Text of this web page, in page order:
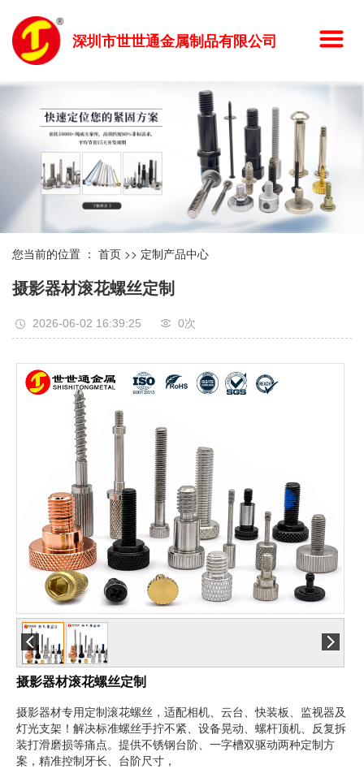
深圳市世世通金属制品有限公司
您当前的位置 ： 首页 >> 定制产品中心
摄影器材滚花螺丝定制
2026-06-02 16:39:25 0次
摄影器材滚花螺丝定制
摄影器材专用定制滚花螺丝，适配相机、云台、快装板、监视器及
灯光支架！解决标准螺丝手拧不紧、设备晃动、螺杆顶机、反复拆
装打滑磨损等痛点。提供不锈钢台阶、一字槽双驱动两种定制方
案，精准控制牙长、台阶尺寸，